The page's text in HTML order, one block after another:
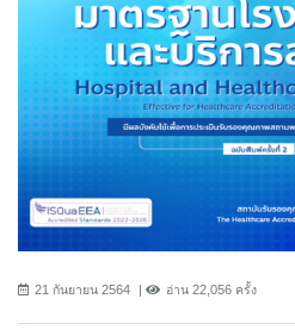
21 กันยายน 2564 อ่าน 22,056 ครั้ง